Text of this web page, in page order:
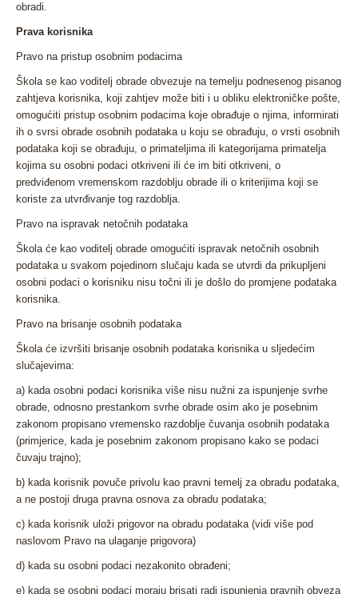
obradi.
Prava korisnika
Pravo na pristup osobnim podacima
Škola se kao voditelj obrade obvezuje na temelju podnesenog pisanog
zahtjeva korisnika, koji zahtjev može biti i u obliku elektroničke pošte,
omogućiti pristup osobnim podacima koje obrađuje o njima, informirati
ih o svrsi obrade osobnih podataka u koju se obrađuju, o vrsti osobnih
podataka koji se obrađuju, o primateljima ili kategorijama primatelja
kojima su osobni podaci otkriveni ili će im biti otkriveni, o
predviđenom vremenskom razdoblju obrade ili o kriterijima koji se
koriste za utvrđivanje tog razdoblja.
Pravo na ispravak netočnih podataka
Škola će kao voditelj obrade omogućiti ispravak netočnih osobnih
podataka u svakom pojedinom slučaju kada se utvrdi da prikupljeni
osobni podaci o korisniku nisu točni ili je došlo do promjene podataka
korisnika.
Pravo na brisanje osobnih podataka
Škola će izvršiti brisanje osobnih podataka korisnika u sljedećim
slučajevima:
a) kada osobni podaci korisnika više nisu nužni za ispunjenje svrhe
obrade, odnosno prestankom svrhe obrade osim ako je posebnim
zakonom propisano vremensko razdoblje čuvanja osobnih podataka
(primjerice, kada je posebnim zakonom propisano kako se podaci
čuvaju trajno);
b) kada korisnik povuče privolu kao pravni temelj za obradu podataka,
a ne postoji druga pravna osnova za obradu podataka;
c) kada korisnik uloži prigovor na obradu podataka (vidi više pod
naslovom Pravo na ulaganje prigovora)
d) kada su osobni podaci nezakonito obrađeni;
e) kada se osobni podaci moraju brisati radi ispunjenja pravnih obveza